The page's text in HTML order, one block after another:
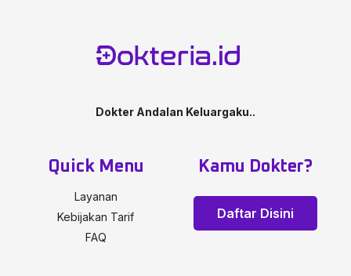
Dokter Andalan Keluargaku..
Quick Menu
Layanan
Kebijakan Tarif
FAQ
Kamu Dokter?
Daftar Disini